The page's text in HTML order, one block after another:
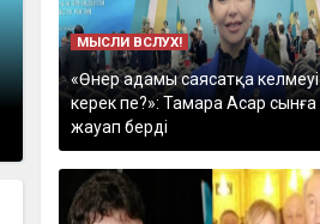
МЫСЛИ ВСЛУХ!
«Өнер адамы саясатқа келмеуі
керек пе?»: Тамара Асар сынға
жауап берді